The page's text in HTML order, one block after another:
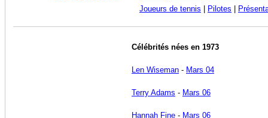
Joueurs de tennis
Pilotes
Célébrités nées en 1973
Len Wiseman - Mars 04
Terry Adams - Mars 06
Hannah Fine - Mars 06